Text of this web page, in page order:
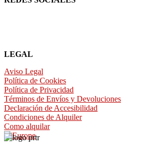
LEGAL
Aviso Legal
Política de Cookies
Política de Privacidad
Términos de Envíos y Devoluciones
Declaración de Accesibilidad
Condiciones de Alquiler
Como alquilar